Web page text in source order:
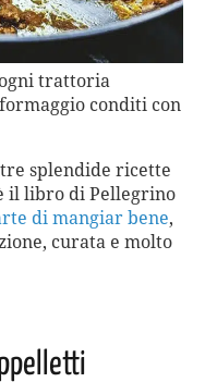
trattoria
conditi con
splendide ricette
il libro di Pellegrino
di mangiar bene,
curata e molto